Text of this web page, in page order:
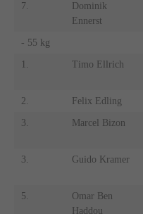
7.
Dominik
Ennerst
- 55 kg
1. Timo Ellrich
2. Felix Edling
3. Marcel Bizon
3. Guido Kramer
5.
Omar Ben
Haddou